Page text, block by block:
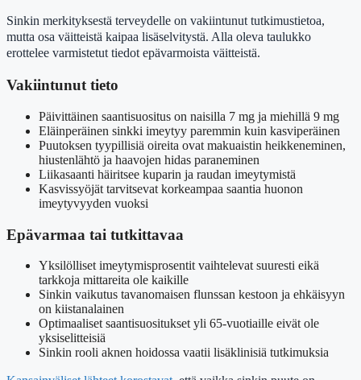
Sinkin merkityksestä terveydelle on vakiintunut tutkimustietoa,
mutta osa väitteistä kaipaa lisäselvitystä. Alla oleva taulukko
erottelee varmistetut tiedot epävarmoista väitteistä.
Vakiintunut tieto
Päivittäinen saantisuositus on naisilla 7 mg ja miehillä 9 mg
Eläinperäinen sinkki imeytyy paremmin kuin kasviperäinen
Puutoksen tyypillisiä oireita ovat makuaistin heikkeneminen,
hiustenlähtö ja haavojen hidas paraneminen
Liikasaanti häiritsee kuparin ja raudan imeytymistä
Kasvissyöjät tarvitsevat korkeampaa saantia huonon
imeytyvyyden vuoksi
Epävarmaa tai tutkittavaa
Yksilölliset imeytymisprosentit vaihtelevat suuresti eikä
tarkkoja mittareita ole kaikille
Sinkin vaikutus tavanomaisen flunssan kestoon ja ehkäisyyn
on kiistanalainen
Optimaaliset saantisuositukset yli 65-vuotiaille eivät ole
yksiselitteisiä
Sinkin rooli aknen hoidossa vaatii lisäklinisiä tutkimuksia